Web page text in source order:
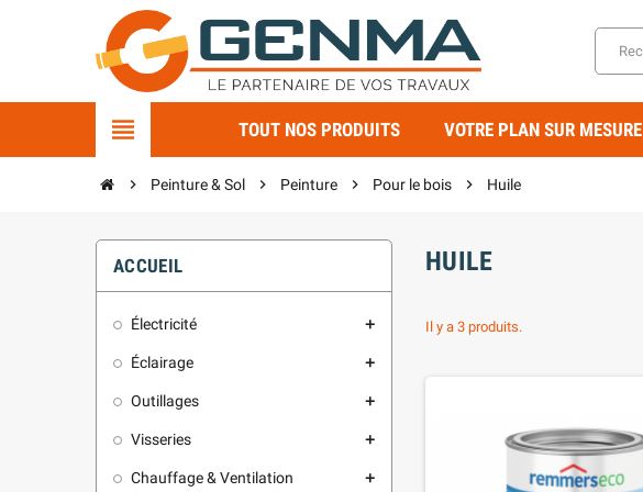
view_headline TOUT NOS PRODUITS VOTRE PLAN SUR MESURE
chevron_right Peinture & Sol chevron_right Peinture chevron_right Pour le bois chevron_right Huile
ACCUEIL
Électricité add
Éclairage add
Outillages add
Visseries add
Chauffage & Ventilation add
HUILE
Il y a 3 produits.